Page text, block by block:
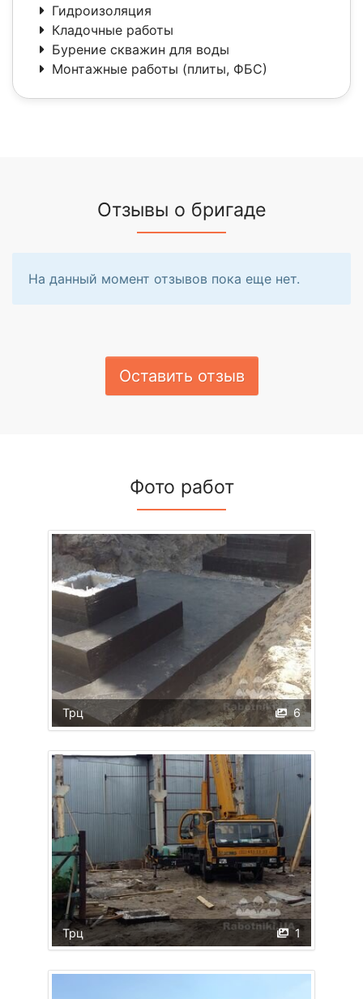
Гидроизоляция
Кладочные работы
Бурение скважин для воды
Монтажные работы (плиты, ФБС)
Отзывы о бригаде
На данный момент отзывов пока еще нет.
Оставить отзыв
Фото работ
6
Трц
1
Трц